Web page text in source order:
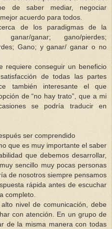
de saber mediar, negociar
acuerdo para todos.
de los paradigmas de la
ganar/ganar; gano/pierdes;
Gano; y ganar/ ganar o no
requiere conseguir un beneficio
de todas las partes
también interesante el que
de “no hay trato”, que a mi
se podría traducir en
ser comprendido
que es muy importante el saber
que debemos desarrollar,
sencillo muy pocas personas
de nosotros siempre pensamos
rápida antes de escuchar
completo.
nivel de comunicación, debe
con atención. En un grupo de
de la misma manera con todas